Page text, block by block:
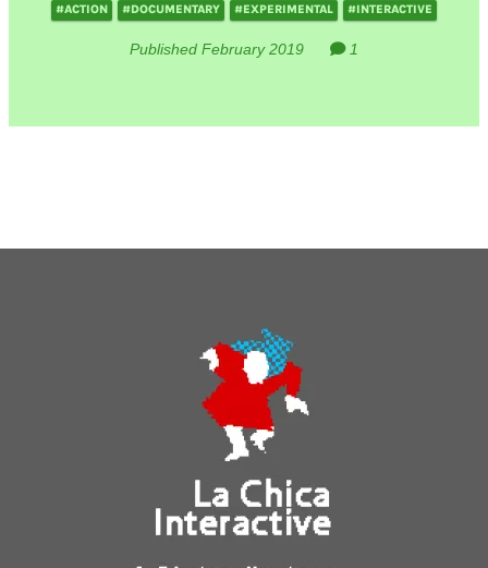
#ACTION #DOCUMENTARY #EXPERIMENTAL #INTERACTIVE
Published February 2019 1